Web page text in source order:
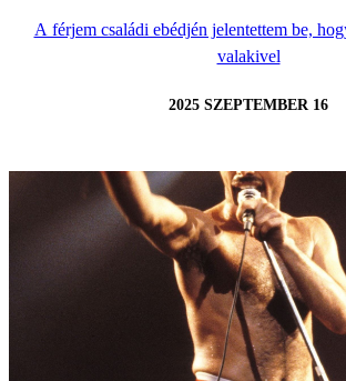
A férjem családi ebédjén jelentettem be,
valakivel
2025 SZEPTEMBER 16